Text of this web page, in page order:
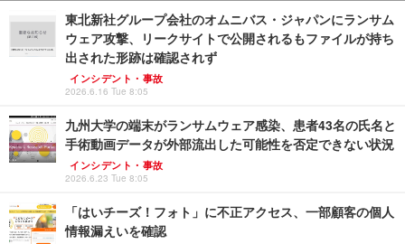
東北新社グループ会社のオムニバス・ジャパンにランサム
ウェア攻撃、リークサイトで公開されるもファイルが持ち
出された形跡は確認されず
インシデント・事故
2026.6.16 Tue 8:05
九州大学の端末がランサムウェア感染、患者43名の氏名と
手術動画データが外部流出した可能性を否定できない状況
インシデント・事故
2026.6.23 Tue 8:05
「はいチーズ！フォト」に不正アクセス、一部顧客の個人
情報漏えいを確認